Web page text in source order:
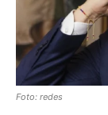
Foto: redes